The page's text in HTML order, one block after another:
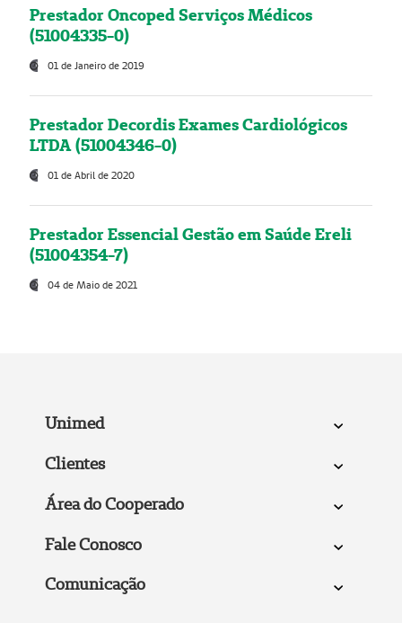
Prestador Oncoped Serviços Médicos
(51004335-0)
01 de Janeiro de 2019
Prestador Decordis Exames Cardiológicos
LTDA (51004346-0)
01 de Abril de 2020
Prestador Essencial Gestão em Saúde Ereli
(51004354-7)
04 de Maio de 2021
Unimed
Clientes
Área do Cooperado
Fale Conosco
Comunicação